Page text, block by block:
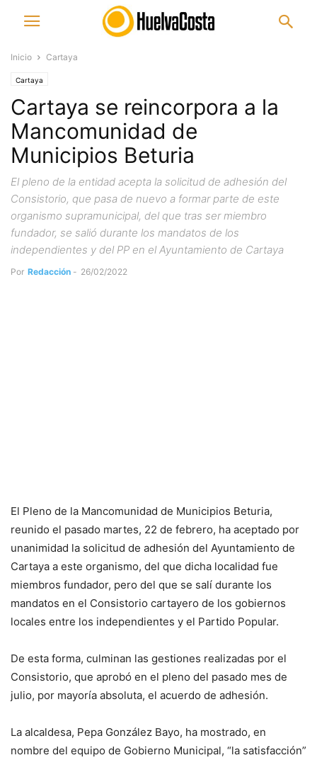
Inicio Cartaya
Cartaya
Cartaya se reincorpora a la
Mancomunidad de
Municipios Beturia
El pleno de la entidad acepta la solicitud de adhesión del
Consistorio, que pasa de nuevo a formar parte de este
organismo supramunicipal, del que tras ser miembro
fundador, se salió durante los mandatos de los
independientes y del PP en el Ayuntamiento de Cartaya
Por Redacción - 26/02/2022
El Pleno de la Mancomunidad de Municipios Beturia,
reunido el pasado martes, 22 de febrero, ha aceptado por
unanimidad la solicitud de adhesión del Ayuntamiento de
Cartaya a este organismo, del que dicha localidad fue
miembros fundador, pero del que se salí durante los
mandatos en el Consistorio cartayero de los gobiernos
locales entre los independientes y el Partido Popular.
De esta forma, culminan las gestiones realizadas por el
Consistorio, que aprobó en el pleno del pasado mes de
julio, por mayoría absoluta, el acuerdo de adhesión.
La alcaldesa, Pepa González Bayo, ha mostrado, en
nombre del equipo de Gobierno Municipal, “la satisfacción”